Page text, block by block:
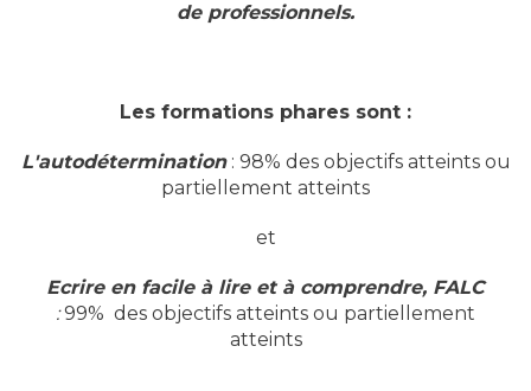
de professionnels.
Les formations phares sont :
L'autodétermination: 98% des objectifs atteints ou
partiellement atteints
et
Ecrire en facile à lire et à comprendre, FALC
:99% des objectifs atteints ou partiellement
atteints